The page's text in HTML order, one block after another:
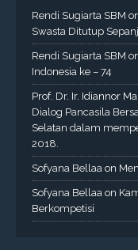
Rendi Sugiarta SBM
Swasta Ditutup
Rendi Sugiarta SBM
Indonesia ke – 74
Prof. Dr. Ir. Idiannor
Dialog Pancasila
Selatan dalam
2018.
Sofyana Bellaa on
Sofyana Bellaa on
Berkompetisi